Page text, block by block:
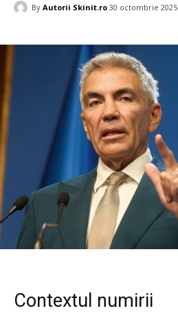
By Autorii Skinit.ro 30 octombrie 2025
Contextul numirii